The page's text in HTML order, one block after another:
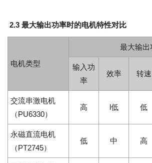
2.3 最大输出功率时的电机特性对比
电机类型
最大输出
输入功
率
效率 转速
交流串激电机
（PU6330）
高 l低 低
永磁直流电机
（PT2745）
低 中 高